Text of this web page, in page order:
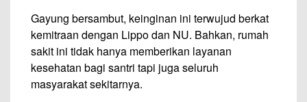
Gayung bersambut, keinginan ini terwujud berkat
kemitraan dengan Lippo dan NU. Bahkan, rumah
sakit ini tidak hanya memberikan layanan
kesehatan bagi santri tapi juga seluruh
masyarakat sekitarnya.